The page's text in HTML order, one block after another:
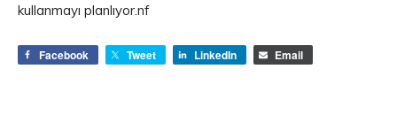
kullanmayı planlıyor.nf
Facebook Tweet LinkedIn Email